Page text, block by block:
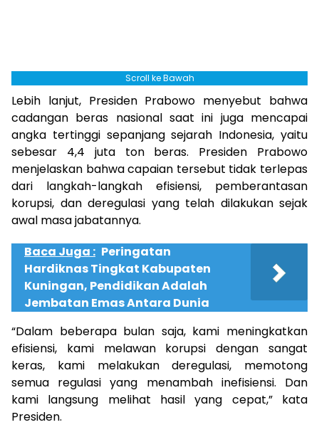
Scroll ke Bawah
Lebih lanjut, Presiden Prabowo menyebut bahwa
cadangan beras nasional saat ini juga mencapai
angka tertinggi sepanjang sejarah Indonesia, yaitu
sebesar 4,4 juta ton beras. Presiden Prabowo
menjelaskan bahwa capaian tersebut tidak terlepas
dari langkah-langkah efisiensi, pemberantasan
korupsi, dan deregulasi yang telah dilakukan sejak
awal masa jabatannya.
Baca Juga : Peringatan
Hardiknas Tingkat Kabupaten
Kuningan, Pendidikan Adalah
Jembatan Emas Antara Dunia
“Dalam beberapa bulan saja, kami meningkatkan
efisiensi, kami melawan korupsi dengan sangat
keras, kami melakukan deregulasi, memotong
semua regulasi yang menambah inefisiensi. Dan
kami langsung melihat hasil yang cepat,” kata
Presiden.